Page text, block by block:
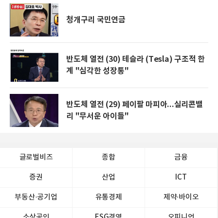
청개구리 국민연금
반도체 열전 (30) 테슬라 (Tesla) 구조적 한
계 "심각한 성장통"
반도체 열전 (29) 페이팔 마피아...실리콘밸
리 "무서운 아이들"
글로벌비즈 종합 금융
증권 산업 ICT
부동산·공기업 유통경제 제약∙바이오